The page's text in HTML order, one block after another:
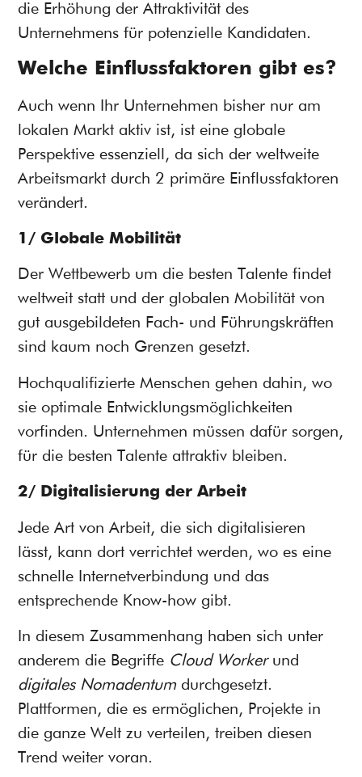
die Erhöhung der Attraktivität des
Unternehmens für potenzielle Kandidaten.
Welche Einflussfaktoren gibt es?
Auch wenn Ihr Unternehmen bisher nur am
lokalen Markt aktiv ist, ist eine globale
Perspektive essenziell, da sich der weltweite
Arbeitsmarkt durch 2 primäre Einflussfaktoren
verändert.
1/ Globale Mobilität
Der Wettbewerb um die besten Talente findet
weltweit statt und der globalen Mobilität von
gut ausgebildeten Fach- und Führungskräften
sind kaum noch Grenzen gesetzt.
Hochqualifizierte Menschen gehen dahin, wo
sie optimale Entwicklungsmöglichkeiten
vorfinden. Unternehmen müssen dafür sorgen,
für die besten Talente attraktiv bleiben.
2/ Digitalisierung der Arbeit
Jede Art von Arbeit, die sich digitalisieren
lässt, kann dort verrichtet werden, wo es eine
schnelle Internetverbindung und das
entsprechende Know-how gibt.
In diesem Zusammenhang haben sich unter
anderem die Begriffe Cloud Workerund
digitales Nomadentum durchgesetzt.
Plattformen, die es ermöglichen, Projekte in
die ganze Welt zu verteilen, treiben diesen
Trend weiter voran.